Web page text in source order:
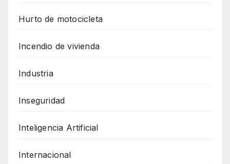
Hurto de motocicleta
Incendio de vivienda
Industria
Inseguridad
Inteligencia Artificial
Internacional